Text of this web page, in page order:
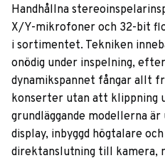
Handhållna
X/Y-mikrofoner och 32-bit
i sortimentet. Tekniken
onödig under inspelning,
dynamikspannet fångar allt
konserter utan att klippning
grundläggande modellerna är
display, inbyggd högtalare
direktanslutning till kamera,